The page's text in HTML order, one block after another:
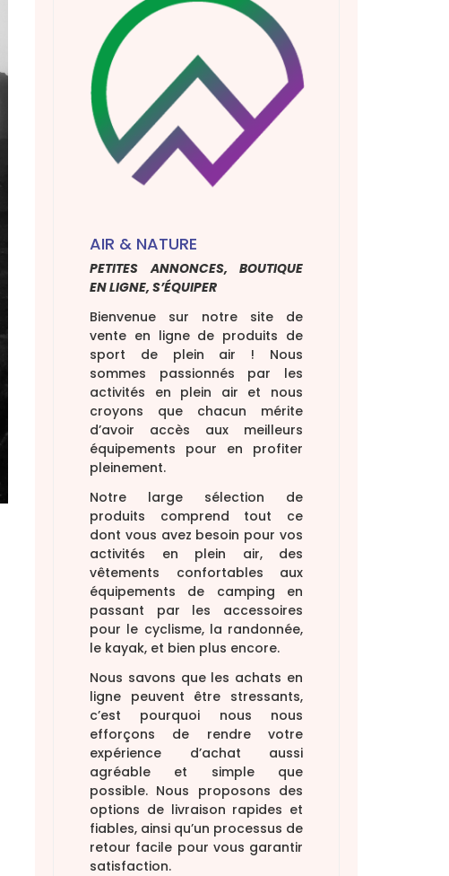
Formations fédérales
Réglementation
Tutos sécurité
Votre licence de tir
Votre permis de chasse
AIR & NATURE
PETITES ANNONCES, BOUTIQUE
EN LIGNE, S’ÉQUIPER
Bienvenue sur notre site de
vente en ligne de produits de
sport de plein air ! Nous
sommes passionnés par les
activités en plein air et nous
croyons que chacun mérite
d’avoir accès aux meilleurs
équipements pour en profiter
pleinement.
Notre large sélection de
produits comprend tout ce
dont vous avez besoin pour vos
activités en plein air, des
vêtements confortables aux
équipements de camping en
passant par les accessoires
pour le cyclisme, la randonnée,
le kayak, et bien plus encore.
Nous savons que les achats en
ligne peuvent être stressants,
c’est pourquoi nous nous
efforçons de rendre votre
expérience d’achat aussi
agréable et simple que
possible. Nous proposons des
options de livraison rapides et
fiables, ainsi qu’un processus de
retour facile pour vous garantir
satisfaction.